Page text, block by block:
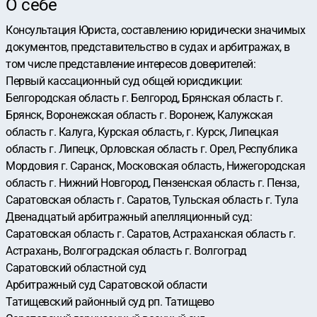
О себе
Консультация Юриста, составлению юридически значимых
документов, представительство в судах и арбитражах, в
том числе представление интересов доверителей:
Первый кассационный суд общей юрисдикции:
Белгородская область г. Белгород, Брянская область г.
Брянск, Воронежская область г. Воронеж, Калужская
область г. Калуга, Курская область, г. Курск, Липецкая
область г. Липецк, Орловская область г. Орел, Республика
Мордовия г. Саранск, Московская область, Нижегородская
область г. Нижний Новгород, Пензенская область г. Пенза,
Саратовская область г. Саратов, Тульская область г. Тула
Двенадцатый арбитражный апелляционный суд:
Саратовская область г. Саратов, Астраханская область г.
Астрахань, Волгоградская область г. Волгоград
Саратовский областной суд
Арбитражный суд Саратовской области
Татищевский районный суд рп. Татищево